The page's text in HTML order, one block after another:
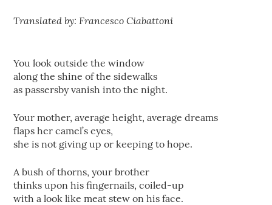
Translated by: Francesco Ciabattoni
You look outside the window
along the shine of the sidewalks
as passersby vanish into the night.
Your mother, average height, average dreams
flaps her camel’s eyes,
she is not giving up or keeping to hope.
A bush of thorns, your brother
thinks upon his fingernails, coiled-up
with a look like meat stew on his face.